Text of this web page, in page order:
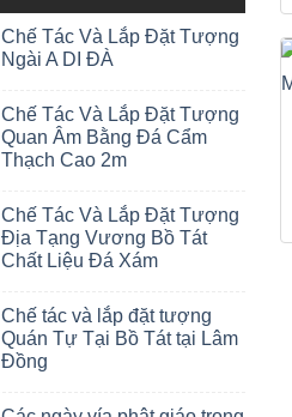
Chế Tác Và Lắp Đặt Tượng
Ngài A DI ĐÀ
Chế Tác Và Lắp Đặt Tượng
Quan Âm Bằng Đá Cẩm
Thạch Cao 2m
Chế Tác Và Lắp Đặt Tượng
Địa Tạng Vương Bồ Tát
Chất Liệu Đá Xám
Chế tác và lắp đặt tượng
Quán Tự Tại Bồ Tát tại Lâm
Đồng